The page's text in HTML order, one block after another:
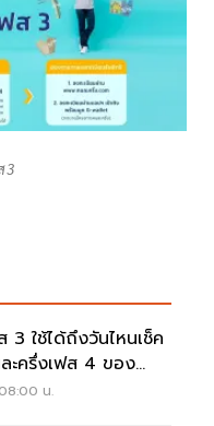
3
หนเช็ค
ะครึ่งเฟส 4 ของ
น.